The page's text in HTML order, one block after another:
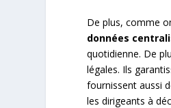
De plus, comme
données
quotidienne. De
légales. Ils
fournissent aussi
les dirigeants à